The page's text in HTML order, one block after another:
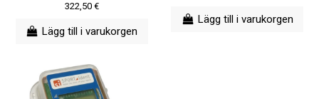
322,50 €
Lägg till i varukorgen
Lägg till i varukorgen